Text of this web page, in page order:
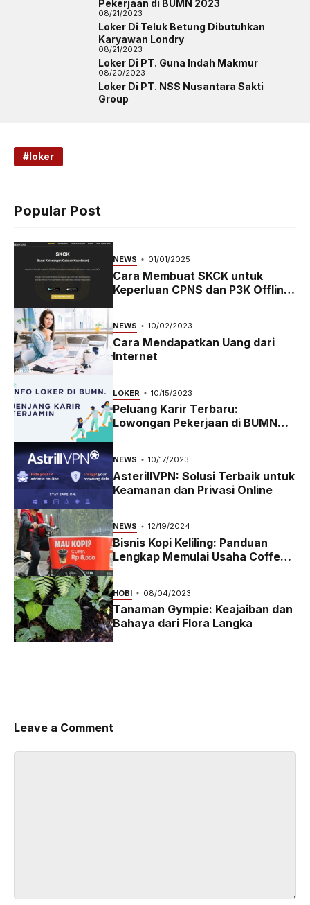
Pekerjaan di BUMN 2023
08/21/2023
Loker Di Teluk Betung Dibutuhkan
Karyawan Londry
08/21/2023
Loker Di PT. Guna Indah Makmur
08/20/2023
Loker Di PT. NSS Nusantara Sakti
Group
loker
Popular Post
NEWS 01/01/2025
Cara Membuat SKCK untuk
Keperluan CPNS dan P3K Offline
NEWS 10/02/2023
Cara Mendapatkan Uang dari
Internet
LOKER 10/15/2023
Peluang Karir Terbaru:
Lowongan Pekerjaan di BUMN
NEWS 10/17/2023
AsterillVPN: Solusi Terbaik untuk
Keamanan dan Privasi Online
NEWS 12/19/2024
Bisnis Kopi Keliling: Panduan
Lengkap Memulai Usaha Coffee
Bike yang Menguntungkan di
2024
HOBI 08/04/2023
Tanaman Gympie: Keajaiban dan
Bahaya dari Flora Langka
Leave a Comment